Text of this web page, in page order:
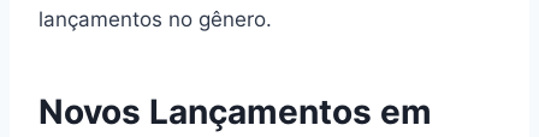
lançamentos no gênero.
Novos Lançamentos em